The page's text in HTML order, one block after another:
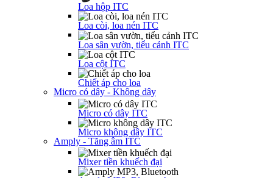
Loa hộp ITC
Loa còi, loa nén ITC
Loa sân vườn, tiểu cảnh ITC
Loa cột ITC
Chiết áp cho loa
Micro có dây - Không dây
Micro có dây ITC
Micro không dây ITC
Amply - Tăng âm ITC
Mixer tiền khuếch đại